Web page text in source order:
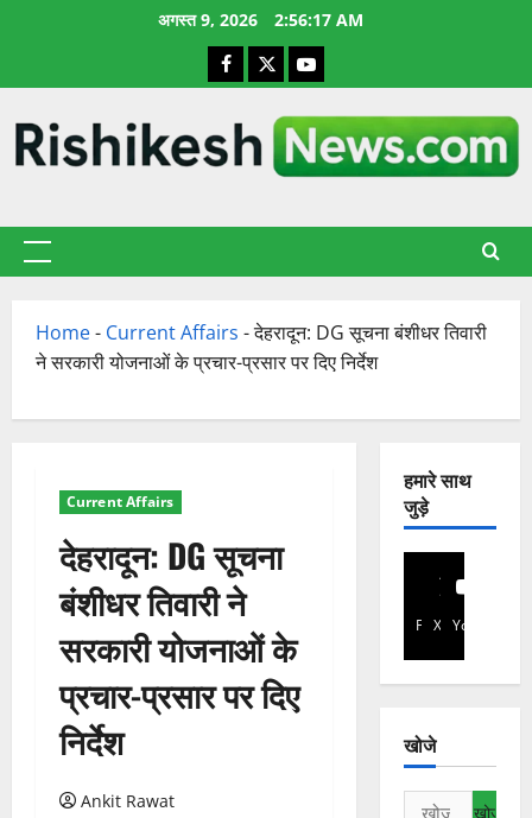
अगस्त 9, 2026 2:56:18 AM
Facebook
X YouTube
प्राथमिक
Home- Current Affairs -देहरादून: DG सूचना बंशीधर तिवारी
ने सरकारी योजनाओं के प्रचार-प्रसार पर दिए निर्देश
Current Affairs
देहरादून: DG सूचना
बंशीधर तिवारी ने
सरकारी योजनाओं के
प्रचार-प्रसार पर दिए
निर्देश
Ankit Rawat
हमारे साथ
जुड़े
Facebook
X YouTube
खोजे
निम्न